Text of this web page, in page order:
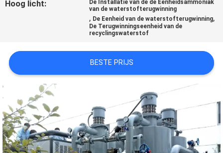
OFFERTE
AAN
NEWS
SITEMAP
Hoog licht:
De Installatie van de de Eenheidsammoniak
van de waterstofterugwinning
, De Eenheid van de waterstofterugwinning,
De Terugwinningseenheid van de
recyclingswaterstof
BESTE PRIJS